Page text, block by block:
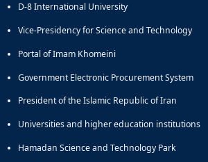
D-8 International University
Vice-Presidency for Science and Technology
Portal of Imam Khomeini
Government Electronic Procurement System
President of the Islamic Republic of Iran
Universities and higher education institutions
Hamadan Science and Technology Park